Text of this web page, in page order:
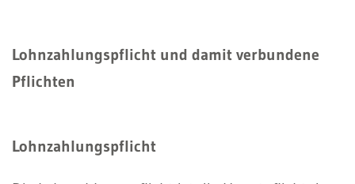
Lohnzahlungspflicht und damit verbundene
Pflichten
Lohnzahlungspflicht